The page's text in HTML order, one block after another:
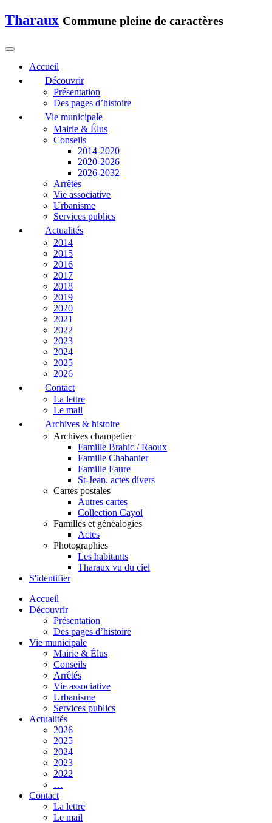
Tharaux Commune pleine de caractères
Accueil
Découvrir
Présentation
Des pages d’histoire
Vie municipale
Mairie & Élus
Conseils
2014-2020
2020-2026
2026-2032
Arrêtés
Vie associative
Urbanisme
Services publics
Actualités
2014
2015
2016
2017
2018
2019
2020
2021
2022
2023
2024
2025
2026
Contact
La lettre
Le mail
Archives & histoire
Archives champetier
Famille Brahic / Raoux
Famille Chabanier
Famille Faure
St-Jean, actes divers
Cartes postales
Autres cartes
Collection Cayol
Familles et généalogies
Actes
Photographies
Les habitants
Tharaux vu du ciel
S'identifier
Accueil
Découvrir
Présentation
Des pages d’histoire
Vie municipale
Mairie & Élus
Conseils
Arrêtés
Vie associative
Urbanisme
Services publics
Actualités
2026
2025
2024
2023
2022
…
Contact
La lettre
Le mail